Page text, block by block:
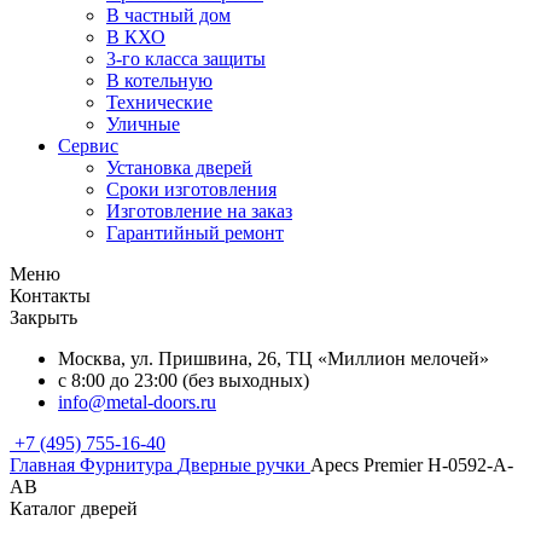
В частный дом
В КХО
3-го класса защиты
В котельную
Технические
Уличные
Сервис
Установка дверей
Сроки изготовления
Изготовление на заказ
Гарантийный ремонт
Меню
Контакты
Закрыть
Москва, ул. Пришвина, 26, ТЦ «Миллион мелочей»
с 8:00 до 23:00 (без выходных)
info@metal-doors.ru
+7 (495) 755-16-40
Главная Фурнитура Дверные ручки Apecs Premier H-0592-A-
AB
Каталог дверей